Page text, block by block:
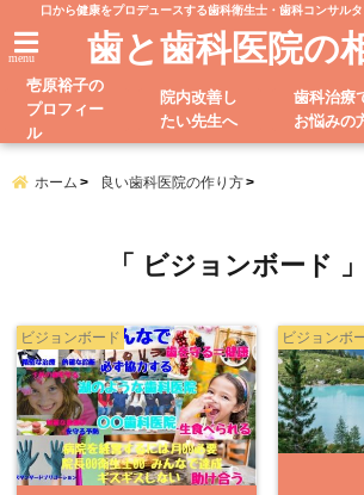
口から健康をプロデュースする歯科衛生士・歯科コンサル
menu 歯と歯科医院の
壱原裕子の
プロフィー
ル
院内改善し
たい先生へ
歯科治療
お悩みの
ホーム 良い歯科医院の作り方
「 ビジョンボード
ビジョンボード ビジョンボ